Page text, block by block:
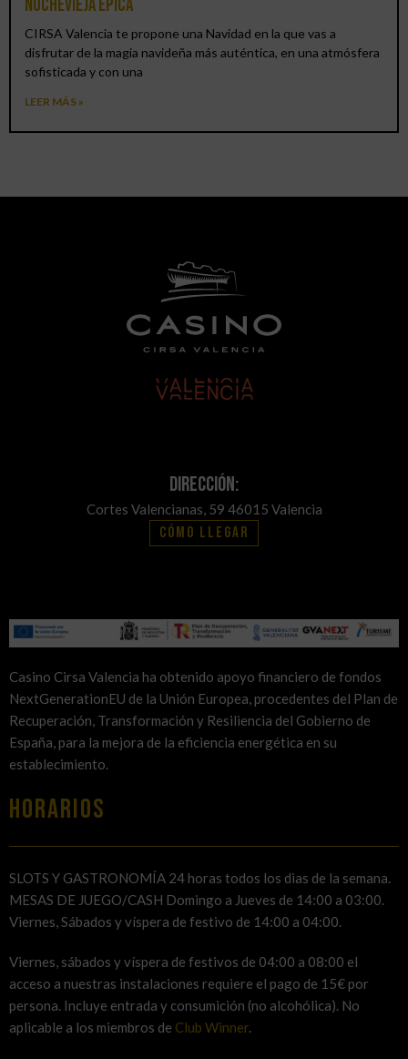
Nochevieja épica
CIRSA Valencia te propone una Navidad en la que vas a
disfrutar de la magia navideña más auténtica, en una atmósfera
sofisticada y con una
LEER MÁS »
Dirección:
Cortes Valencianas, 59 46015 Valencia
Cómo llegar
Casino Cirsa Valencia ha obtenido apoyo financiero de fondos
NextGenerationEU de la Unión Europea, procedentes del Plan de
Recuperación, Transformación y Resiliencia del Gobierno de
España, para la mejora de la eficiencia energética en su
establecimiento.
HORARIOS
SLOTS Y GASTRONOMÍA 24 horas todos los dias de la semana.
MESAS DE JUEGO/CASH Domingo a Jueves de 14:00 a 03:00.
Viernes, Sábados y víspera de festivo de 14:00 a 04:00.
Viernes, sábados y víspera de festivos de 04:00 a 08:00 el
acceso a nuestras instalaciones requiere el pago de 15€ por
persona. Incluye entrada y consumición (no alcohólica). No
aplicable a los miembros de Club Winner.